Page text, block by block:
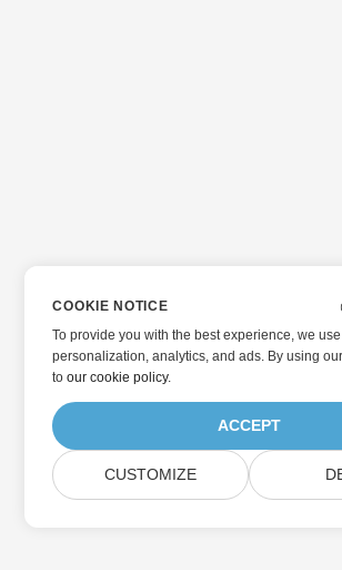
COOKIE NOTICE
To provide you with the best experience, we
personalization, analytics, and ads. By using
toour cookie policy.
ACCEPT
CUSTOMIZE